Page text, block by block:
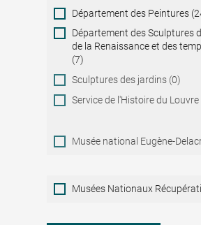
Département des Peintures
Département des Sculptures
de la Renaissance et des
(7)
Sculptures des jardins (0)
Service de l'Histoire du Louvre
Musée national Eugène-
Musées
Nationaux
Musées Nationaux